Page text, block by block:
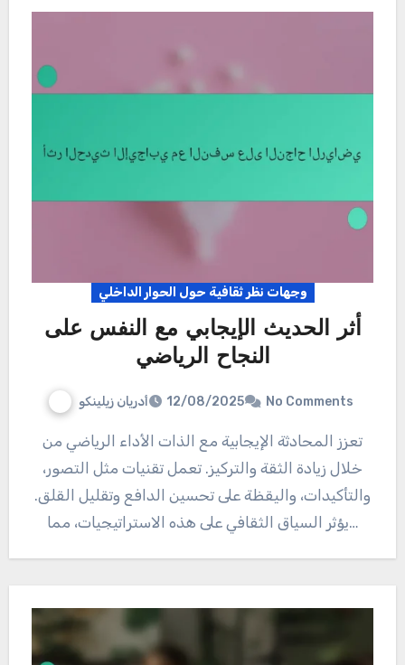
وجهات نظر ثقافية حول الحوار الداخلي
أثر الحديث الإيجابي مع النفس على
النجاح الرياضي
أدريان زيلينكو 12/08/2025 No Comments
تعزز المحادثة الإيجابية مع الذات الأداء الرياضي من
خلال زيادة الثقة والتركيز. تعمل تقنيات مثل التصور،
والتأكيدات، واليقظة على تحسين الدافع وتقليل القلق.
يؤثر السياق الثقافي على هذه الاستراتيجيات، مما…